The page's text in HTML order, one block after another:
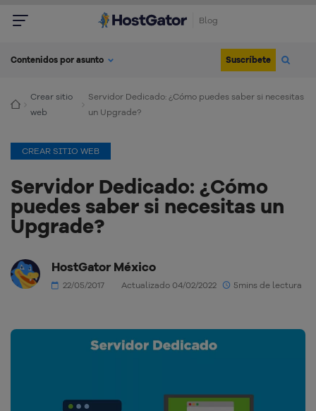
Blog
Contenidos por asunto Suscríbete
Crear sitio
web
Servidor Dedicado: ¿Cómo puedes saber si necesitas
un Upgrade?
CREAR SITIO WEB
Servidor Dedicado: ¿Cómo
puedes saber si necesitas un
Upgrade?
HostGator México
22/05/2017 Actualizado 04/02/2022 5mins de lectura